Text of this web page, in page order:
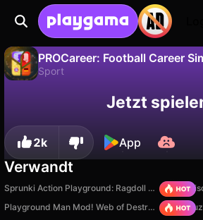
PROCareer: Football Career
Sport
speichern!
Nein
Jetzt
2k App
Verwandt
Sprunki Action Playground: Ragdoll Sandbox Barry
Playground Man Mod! Web of Destruction! Arrow